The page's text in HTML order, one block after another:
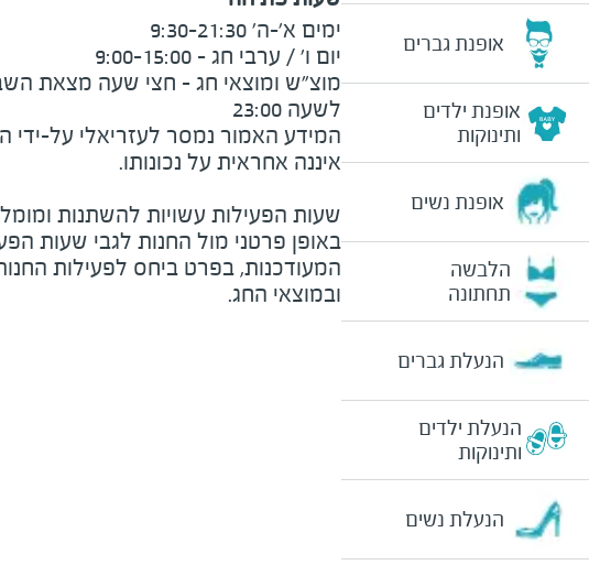
אופנת גברים
אופנת ילדים
ותינוקות
אופנת נשים
הלבשה
תחתונה
הנעלת גברים
הנעלת ילדים
ותינוקות
הנעלת נשים
לשעה 23:00
המידע האמור נמסר לעזריאלי על-ידי
שעות הפעילות עשויות להשתנות
באופן פרטני מול החנות לגבי שעות
המעודכנות, בפרט ביחס לפעילות
ובמוצאי החג.